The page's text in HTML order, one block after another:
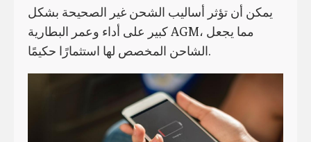
يمكن أن تؤثر أساليب الشحن غير الصحيحة بشكل
كبير على أداء وعمر البطارية AGM، مما يجعل
الشاحن المخصص لها استثمارًا حكيمًا.